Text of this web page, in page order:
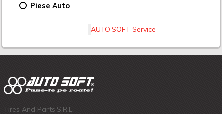
Piese Auto
AUTO SOFT Service
Tires And Parts S.R.L.